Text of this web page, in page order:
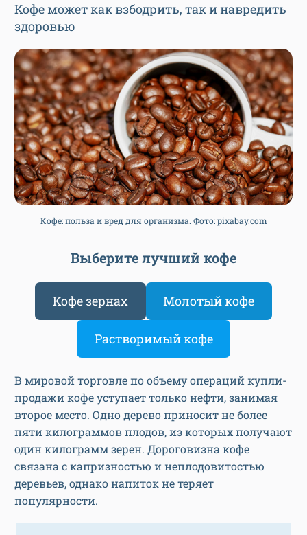
Кофе может как взбодрить, так и навредить
здоровью
Кофе: польза и вред для организма. Фото: pixabay.com
Выберите лучший кофе
Кофе зернах Молотый кофе
Растворимый кофе
В мировой торговле по объему операций купли-
продажи кофе уступает только нефти, занимая
второе место. Одно дерево приносит не более
пяти килограммов плодов, из которых получают
один килограмм зерен. Дороговизна кофе
связана с капризностью и неплодовитостью
деревьев, однако напиток не теряет
популярности.